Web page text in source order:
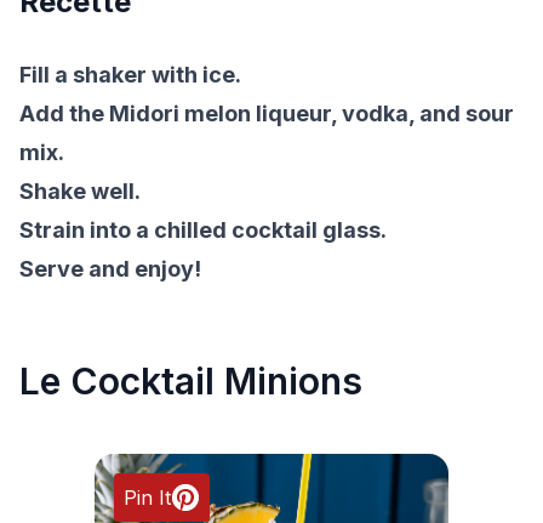
Fill a shaker with ice.
Add the Midori melon liqueur, vodka, and sour
mix.
Shake well.
Strain into a chilled cocktail glass.
Serve and enjoy!
Le Cocktail Minions
Pin It